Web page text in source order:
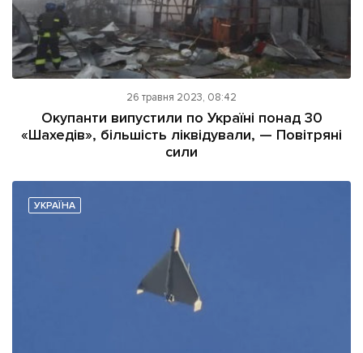
26 травня 2023, 08:42
Окупанти випустили по Україні понад 30
«Шахедів», більшість ліквідували, — Повітряні
сили
УКРАЇНА